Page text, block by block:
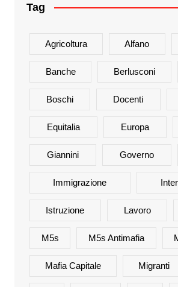
Tag
Agricoltura Alfano
Banche Berlusconi
Boschi Docenti
Equitalia Europa
Giannini Governo
Immigrazione
Istruzione Lavoro
M5s M5s Antimafia
Mafia Capitale Migranti